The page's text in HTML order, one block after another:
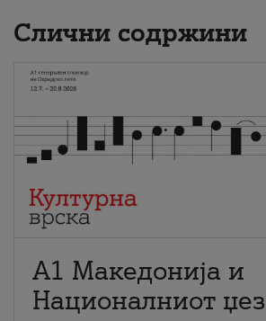
Слични содржини
А1 Македонија и
Националниот џез